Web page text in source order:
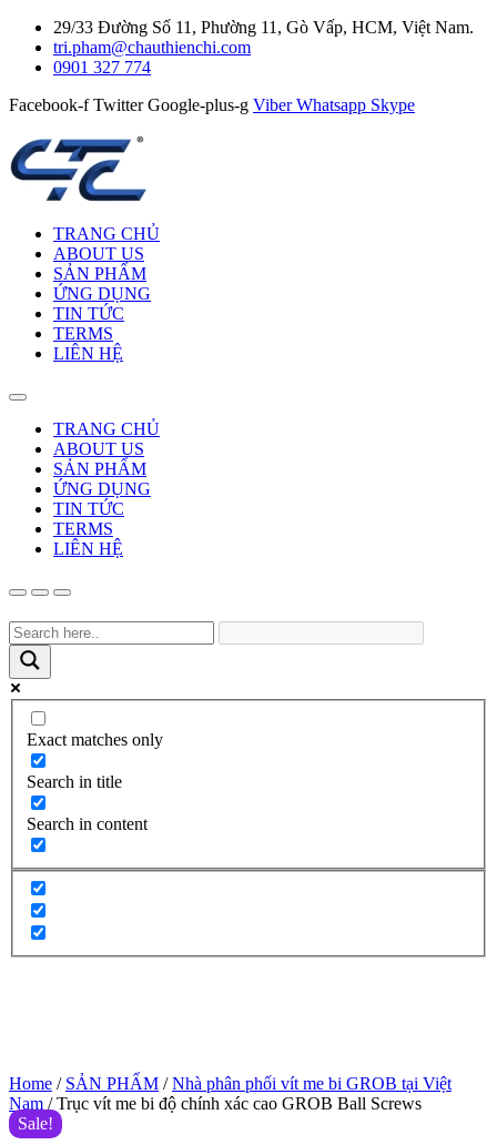
29/33 Đường Số 11, Phường 11, Gò Vấp, HCM, Việt Nam.
tri.pham@chauthienchi.com
0901 327 774
Facebook-f Twitter Google-plus-g Viber Whatsapp Skype
TRANG CHỦ
ABOUT US
SẢN PHẨM
ỨNG DỤNG
TIN TỨC
TERMS
LIÊN HỆ
TRANG CHỦ
ABOUT US
SẢN PHẨM
ỨNG DỤNG
TIN TỨC
TERMS
LIÊN HỆ
Exact matches only
Search in title
Search in content
Home / SẢN PHẨM /Nhà phân phối vít me bi GROB tại Việt
Nam / Trục vít me bi độ chính xác cao GROB Ball Screws
Sale!